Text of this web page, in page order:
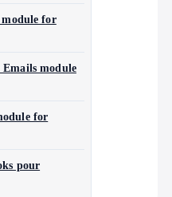
& APIs
& Tools
Security
& protection
for
module
for
pour